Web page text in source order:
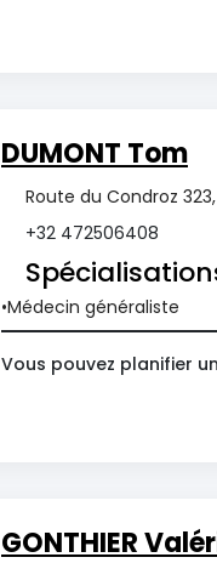
DUMONT Tom
Route du Condroz
+32 472506408
Médecin généraliste
Vous pouvez planifier
GONTHIER